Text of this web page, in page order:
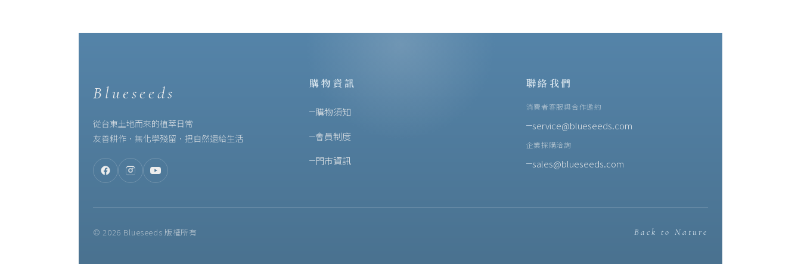
Blueseeds
從台東土地而來的植萃日常
友善耕作．無化學殘留．把自然還給生活
購物資訊
購物須知
會員制度
門市資訊
聯絡我們
消費者客服與合作邀約
service@blueseeds.com
企業採購洽詢
sales@blueseeds.com
© 2026 Blueseeds 版權所有 Back to Nature